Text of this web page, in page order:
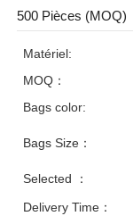
500 Pièces (MOQ)
Matériel:
MOQ：
Bags color:
Bags Size：
Selected ：
Delivery Time：